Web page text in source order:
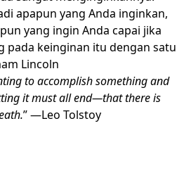
apapun yang Anda inginkan,
yang ingin Anda capai jika
pada keinginan itu dengan satu
Lincoln
to accomplish something and
it must all end—that there is
” —Leo Tolstoy